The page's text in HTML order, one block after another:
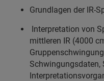
Grundlagen der IR-
Interpretation von
mittleren IR (4000
Schwingungsdaten,